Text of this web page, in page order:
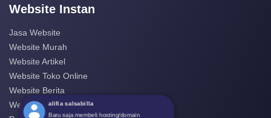
Website Instan
Jasa Website
Website Murah
Website Artikel
Website Toko Online
Website Berita
Website Perusahaan
alifia salsabilla
Baru saja membeli hosting/domain